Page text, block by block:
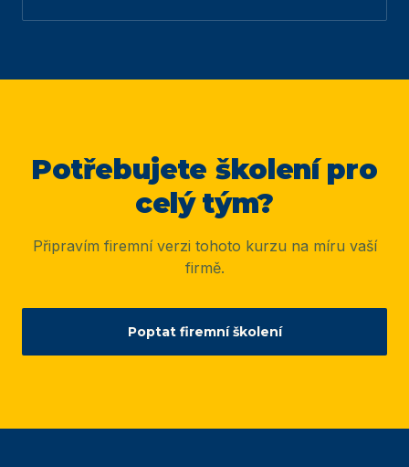
Potřebujete školení pro
celý tým?
Připravím firemní verzi tohoto kurzu na míru vaší
firmě.
Poptat firemní školení